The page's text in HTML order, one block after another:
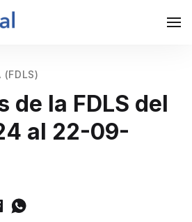
(FDLS)
de la FDLS del
al 22-09-